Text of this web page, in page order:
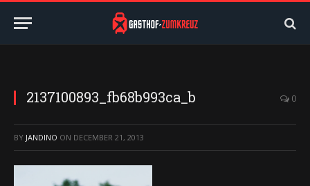
2137100893_fb68b993ca_b 0
BY JANDINO ON DECEMBER 21, 2013